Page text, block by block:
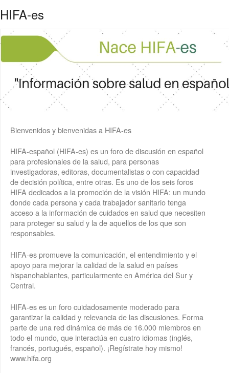
HIFA-es
Bienvenidos y bienvenidas a HIFA-es
HIFA-español (HIFA-es) es un foro de discusión en español
para profesionales de la salud, para personas
investigadoras, editoras, documentalistas o con capacidad
de decisión política, entre otras. Es uno de los seis foros
HIFA dedicados a la promoción de la visión HIFA: un mundo
donde cada persona y cada trabajador sanitario tenga
acceso a la información de cuidados en salud que necesiten
para proteger su salud y la de aquellos de los que son
responsables.
HIFA-es promueve la comunicación, el entendimiento y el
apoyo para mejorar la calidad de la salud en países
hispanohablantes, particularmente en América del Sur y
Central.
HIFA-es es un foro cuidadosamente moderado para
garantizar la calidad y relevancia de las discusiones. Forma
parte de una red dinámica de más de 16.000 miembros en
todo el mundo, que interactúa en cuatro idiomas (inglés,
francés, portugués, español). ¡Regístrate hoy mismo!
www.hifa.org